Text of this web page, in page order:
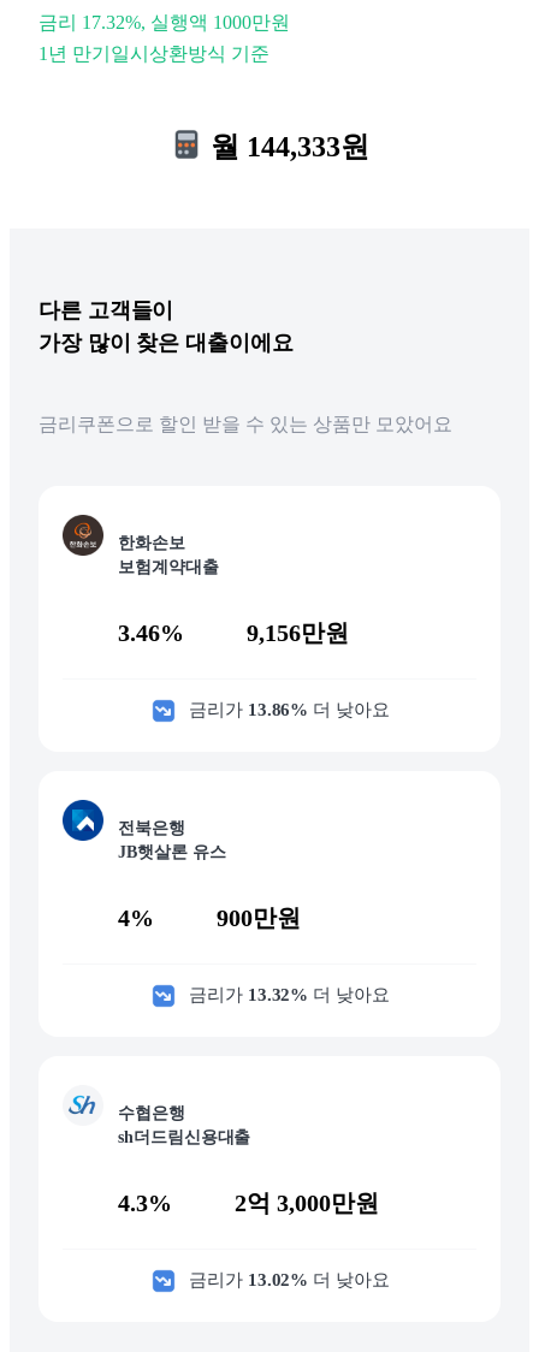
금리 17.32%, 실행액 1000만원
1년 만기일시상환방식 기준
월 144,333원
다른 고객들이
가장 많이 찾은 대출이에요
금리쿠폰으로 할인 받을 수 있는 상품만 모았어요
한화손보
보험계약대출
3.46% 9,156만원
금리가 13.86% 더 낮아요
전북은행
JB햇살론 유스
4% 900만원
금리가 13.32% 더 낮아요
수협은행
sh더드림신용대출
4.3% 2억 3,000만원
금리가 13.02% 더 낮아요